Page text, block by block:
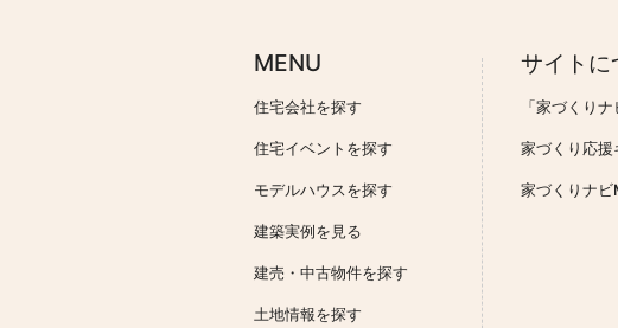
MENU
住宅会社を探す
住宅イベントを探す
モデルハウスを探す
建築実例を見る
建売・中古物件を探す
土地情報を探す
サイトに
「家づくり
家づくり応援
家づくりナ